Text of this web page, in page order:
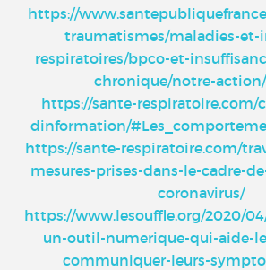
https://
traumatismes/maladies-et-
respiratoires/bpco-et-
chronique/notre-
https://sante-respiratoire.com/
dinformation/
https://sante-respiratoire.com/
mesures-prises-dans-le-cadre-
coronavirus/
https://www.lesouffle.org/2020/
un-outil-numerique-qui-aide-
communiquer-leurs-